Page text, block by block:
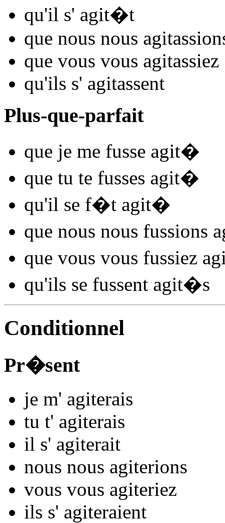
qu'il s' agit�t
que nous nous agit
que vous vous agitassiez
qu'ils s' agitassent
Plus-que-parfait
que je me fusse agit�
que tu te fusses agit�
qu'il se f�t agit�
que nous nous fussions
que vous vous fussiez
qu'ils se fussent agit�s
Conditionnel
Pr�sent
je m' agiterais
tu t' agiterais
il s' agiterait
nous nous agiterions
vous vous agiteriez
ils s' agiteraient